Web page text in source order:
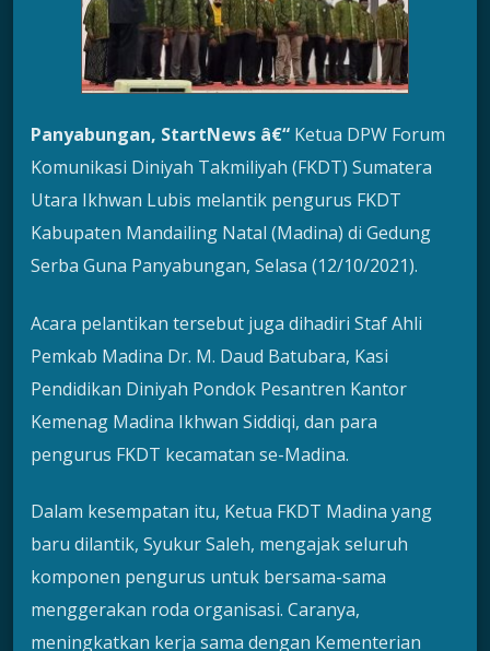
Panyabungan, StartNews â€“ Ketua DPW Forum
Komunikasi Diniyah Takmiliyah (FKDT) Sumatera
Utara Ikhwan Lubis melantik pengurus FKDT
Kabupaten Mandailing Natal (Madina) di Gedung
Serba Guna Panyabungan, Selasa (12/10/2021).
Acara pelantikan tersebut juga dihadiri Staf Ahli
Pemkab Madina Dr. M. Daud Batubara, Kasi
Pendidikan Diniyah Pondok Pesantren Kantor
Kemenag Madina Ikhwan Siddiqi, dan para
pengurus FKDT kecamatan se-Madina.
Dalam kesempatan itu, Ketua FKDT Madina yang
baru dilantik, Syukur Saleh, mengajak seluruh
komponen pengurus untuk bersama-sama
menggerakan roda organisasi. Caranya,
meningkatkan kerja sama dengan Kementerian